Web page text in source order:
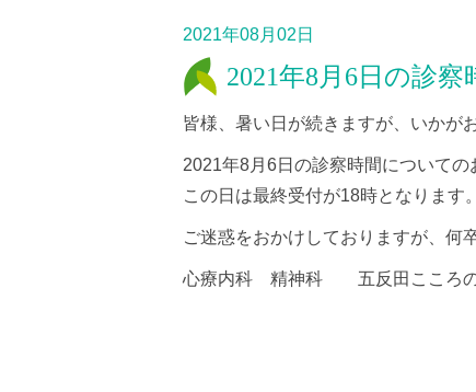
2021年08月02日
2021年8月6日の診察
皆様、暑い日が続きますが、いかが
2021年8月6日の診察時間についての
この日は最終受付が18時となります
ご迷惑をおかけしておりますが、何
心療内科 精神科 五反田こころの